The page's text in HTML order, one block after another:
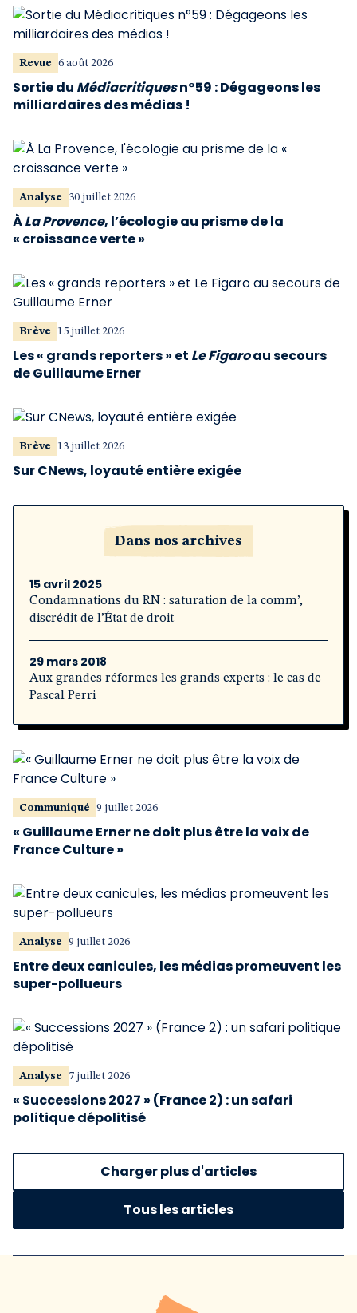
Revue 6 août 2026
Sortie du Médiacritiquesn°59 : Dégageons les
milliardaires des médias !
Analyse 30 juillet 2026
ÀLa Provence, l’écologie au prisme de la
« croissance verte »
Brève 15 juillet 2026
Les « grands reporters » et Le Figaroau secours
de Guillaume Erner
Brève 13 juillet 2026
Sur CNews, loyauté entière exigée
Dans nos archives
15 avril 2025
Condamnations du RN : saturation de la comm’,
discrédit de l’État de droit
29 mars 2018
Aux grandes réformes les grands experts : le cas de
Pascal Perri
Communiqué 9 juillet 2026
« Guillaume Erner ne doit plus être la voix de
France Culture »
Analyse 9 juillet 2026
Entre deux canicules, les médias promeuvent les
super-pollueurs
Analyse 7 juillet 2026
« Successions 2027 » (France 2) : un safari
politique dépolitisé
Charger plus d'articles
Tous les articles